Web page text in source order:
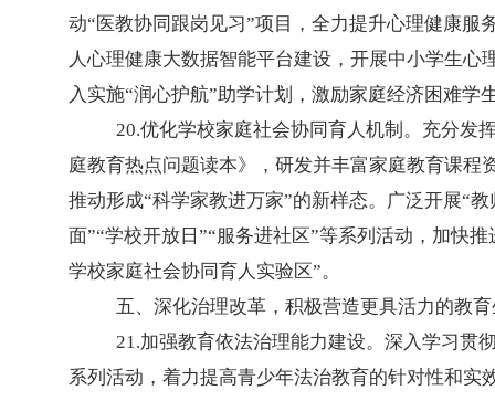
动“医教协同跟岗见习”项目，全力提升心理健康
人心理健康大数据智能平台建设，开展中小学生
入实施“润心护航”助学计划，激励家庭经济困难学
20.优化学校家庭社会协同育人机制。充分发
庭教育热点问题读本》，研发并丰富家庭教育课程
推动形成“科学家教进万家”的新样态。广泛开展“
面”“学校开放日”“服务进社区”等系列活动，加快
学校家庭社会协同育人实验区”。
五、深化治理改革，积极营造更具活力的教
21.加强教育依法治理能力建设。深入学习贯
系列活动，着力提高青少年法治教育的针对性和